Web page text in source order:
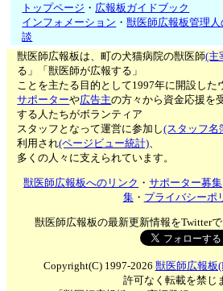
トップページ ・ 広報板ガイドブック
インフォメーション ・獣医師広報板管理
談
獣医師広報板は、町の犬猫病院の獣医師(主
る」「獣医師が広報する」
ことを主たる目的として1997年に開設した
サポーターや広告主の方々から資金応援を
する人たちがボランティア
スタッフとなって運営に参加し(スタッフ名
利用され(ページビュー統計)、
多くの人々に支えられています。
獣医師広報板へのリンク ・サポーター募集
集・ プライバシーポ
獣医師広報板の最新更新情報をTwitter
Copyright(C) 1997-2026 獣医師広報板
許可なく転載を禁じ